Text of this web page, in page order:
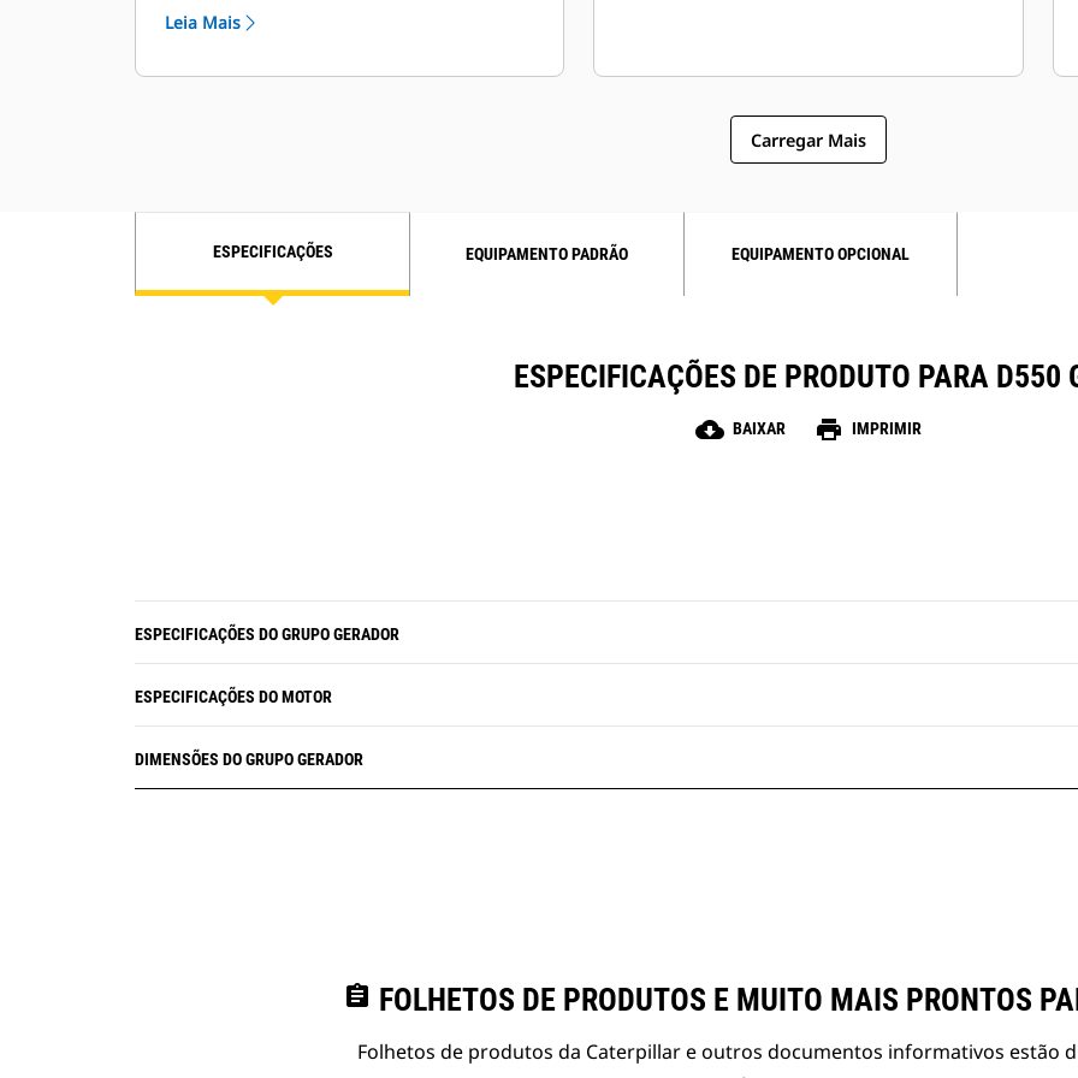
para requisitos específicos do cliente
Leia Mais
Carregar Mais
ESPECIFICAÇÕES EQUIPAMENTO PADRÃO EQUIPAMENTO OPCIONAL
ESPECIFICAÇÕES DE PRODUTO PARA D550
cloud_download BAIXAR print IMPRIMIR
ESPECIFICAÇÕES DO GRUPO GERADOR
ESPECIFICAÇÕES DO MOTOR
DIMENSÕES DO GRUPO GERADOR
assignment FOLHETOS DE PRODUTOS E MUITO MAIS PRONTOS
Folhetos de produtos da Caterpillar e outros documentos informativos estão